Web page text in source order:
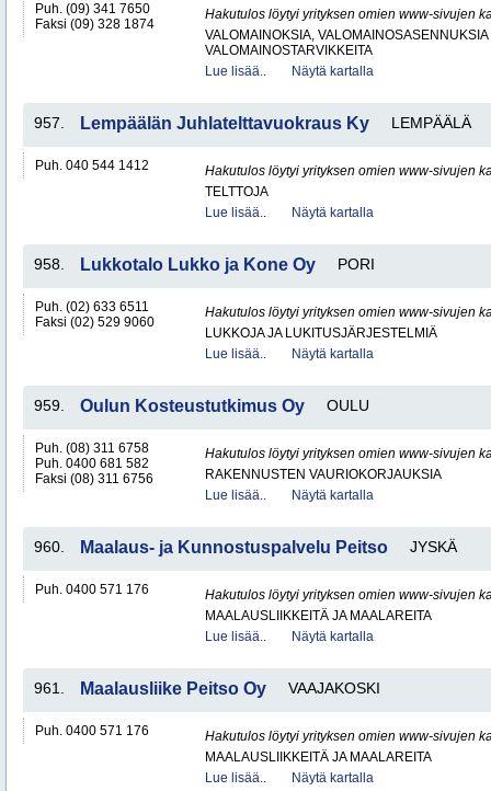
Puh. (09) 341 7650
Faksi (09) 328 1874
Hakutulos löytyi yrityksen omien www-sivujen
VALOMAINOKSIA, VALOMAINOSASENNUKSIA
VALOMAINOSTARVIKKEITA
Lue lisää..
Näytä kartalla
957. Lempäälän Juhlatelttavuokraus Ky LEMPÄÄLÄ
Puh. 040 544 1412
Hakutulos löytyi yrityksen omien www-sivujen
TELTTOJA
Lue lisää..
Näytä kartalla
958. Lukkotalo Lukko ja Kone Oy PORI
Puh. (02) 633 6511
Faksi (02) 529 9060
Hakutulos löytyi yrityksen omien www-sivujen
LUKKOJA JA LUKITUSJÄRJESTELMIÄ
Lue lisää..
Näytä kartalla
959. Oulun Kosteustutkimus Oy OULU
Puh. (08) 311 6758
Puh. 0400 681 582
Faksi (08) 311 6756
Hakutulos löytyi yrityksen omien www-sivujen
RAKENNUSTEN VAURIOKORJAUKSIA
Lue lisää..
Näytä kartalla
960. Maalaus- ja Kunnostuspalvelu Peitso JYSKÄ
Puh. 0400 571 176
Hakutulos löytyi yrityksen omien www-sivujen
MAALAUSLIIKKEITÄ JA MAALAREITA
Lue lisää..
Näytä kartalla
961. Maalausliike Peitso Oy VAAJAKOSKI
Puh. 0400 571 176
Hakutulos löytyi yrityksen omien www-sivujen
MAALAUSLIIKKEITÄ JA MAALAREITA
Lue lisää..
Näytä kartalla